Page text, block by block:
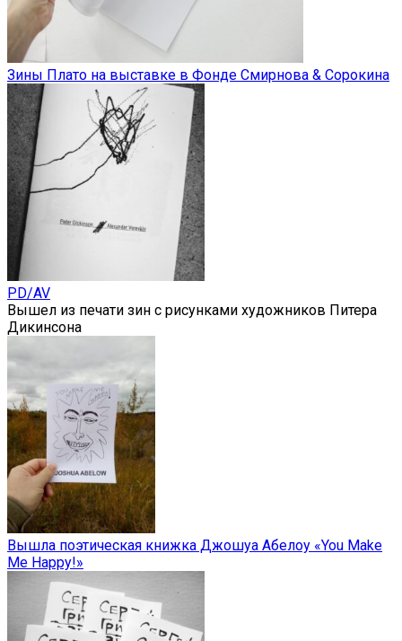
Зины Плато на выставке в Фонде Смирнова & Сорокина
PD/AV
Вышел из печати зин с рисунками художников Питера
Дикинсона
Вышла поэтическая книжка Джошуа Абелоу «You Make
Me Happy!»